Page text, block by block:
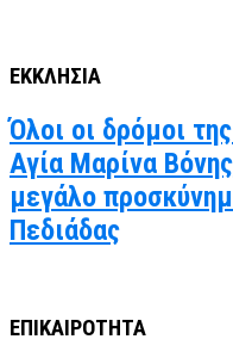
ΕΚΚΛΗΣΙΑ
Όλοι οι δρόμοι
Αγία Μαρίνα
μεγάλο
Πεδιάδας
ΕΠΙΚΑΙΡΟΤΗΤΑ